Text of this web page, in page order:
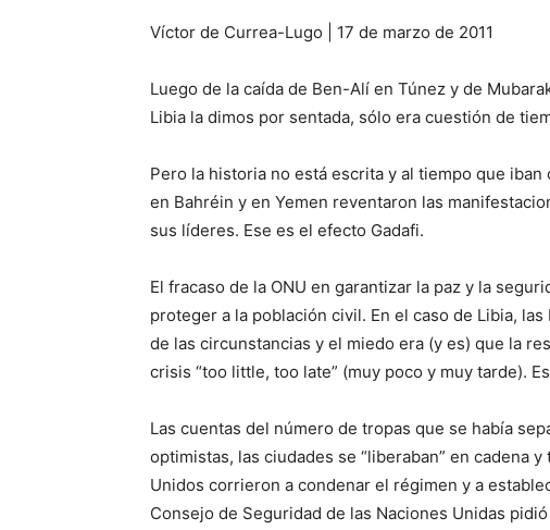
Víctor de Currea-Lugo | 17 de marzo de 2011
Luego de la caída de Ben-Alí en Túnez y de
Libia la dimos por sentada, sólo era cuestión de
Pero la historia no está escrita y al tiempo que
en Bahréin y en Yemen reventaron las
sus líderes. Ese es el efecto Gadafi.
El fracaso de la ONU en garantizar la paz y la
proteger a la población civil. En el caso de Libia,
de las circunstancias y el miedo era (y es) que la
crisis “too little, too late” (muy poco y muy tarde).
Las cuentas del número de tropas que se había
optimistas, las ciudades se “liberaban” en cadena
Unidos corrieron a condenar el régimen y a
Consejo de Seguridad de las Naciones Unidas